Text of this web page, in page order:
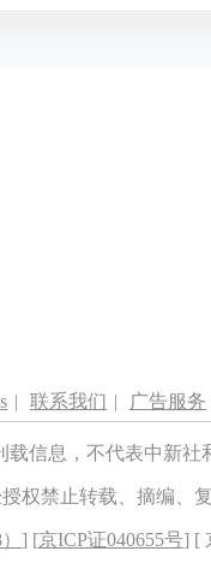
| 联系我们 | 广告服务
载信息，不代表中新
权禁止转载、摘编、
] [京ICP证040655号] [